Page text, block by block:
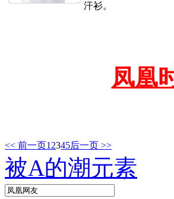
汗衫。
凤凰
<< 前一页1 2345后一页 >>
被A的潮元素